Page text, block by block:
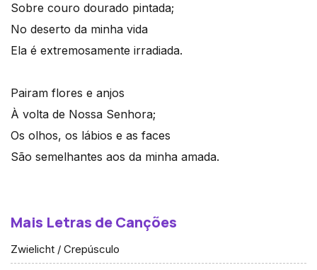
Sobre couro dourado pintada;
No deserto da minha vida
Ela é extremosamente irradiada.
Pairam flores e anjos
À volta de Nossa Senhora;
Os olhos, os lábios e as faces
São semelhantes aos da minha amada.
Mais Letras de Canções
Zwielicht / Crepúsculo